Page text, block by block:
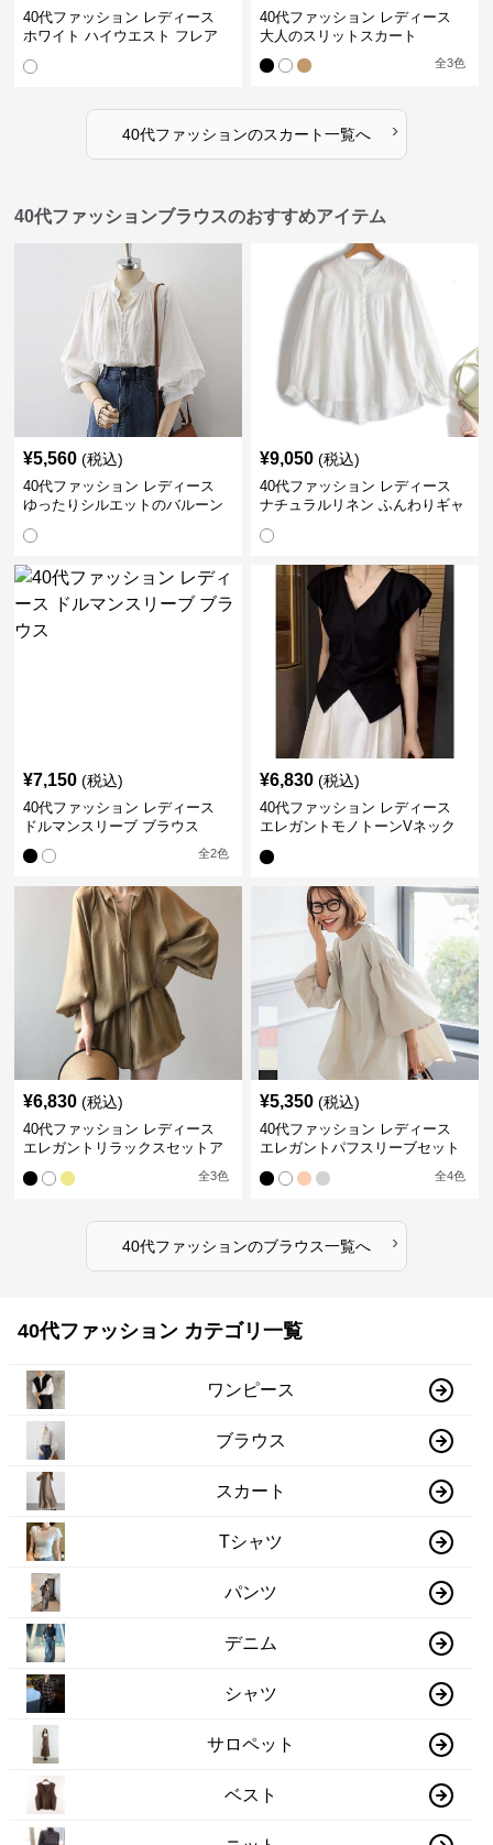
40代ファッション レディース
ホワイト ハイウエスト フレア
40代ファッション レディース
大人のスリットスカート
全3色
40代ファッションのスカート一覧へ ›
40代ファッションブラウスのおすすめアイテム
¥5,560 (税込)
40代ファッション レディース
ゆったりシルエットのバルーン
¥9,050 (税込)
40代ファッション レディース
ナチュラルリネン ふんわりギャ
¥7,150 (税込)
40代ファッション レディース
ドルマンスリーブ ブラウス
全2色
¥6,830 (税込)
40代ファッション レディース
エレガントモノトーンVネック
¥6,830 (税込)
40代ファッション レディース
エレガントリラックスセットア
全3色
¥5,350 (税込)
40代ファッション レディース
エレガントパフスリーブセット
全4色
40代ファッションのブラウス一覧へ ›
40代ファッション カテゴリ一覧
ワンピース
ブラウス
スカート
Tシャツ
パンツ
デニム
シャツ
サロペット
ベスト